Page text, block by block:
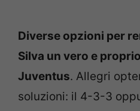
Diverse opzioni per
Silva un vero e
Juventus. Allegri
soluzioni: il 4-3-3